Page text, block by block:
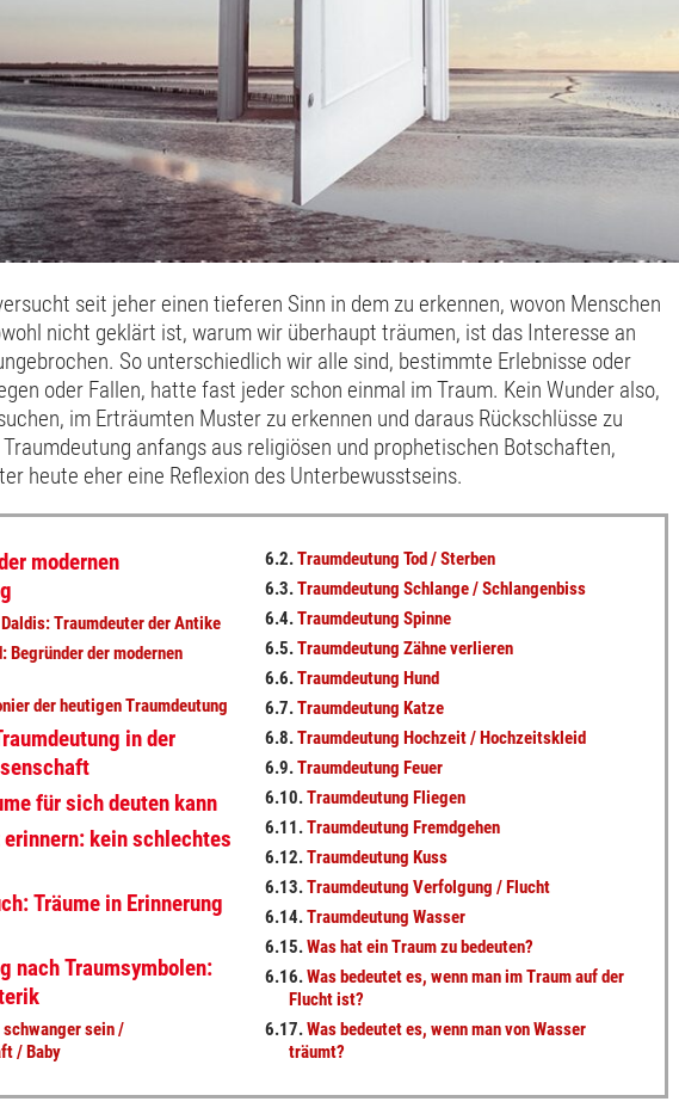
seit jeher einen tieferen Sinn in dem zu erkennen, wovon Menschen
nicht geklärt ist, warum wir überhaupt träumen, ist das Interesse an
So unterschiedlich wir alle sind, bestimmte Erlebnisse oder
oder Fallen, hatte fast jeder schon einmal im Traum. Kein Wunder also,
im Erträumten Muster zu erkennen und daraus Rückschlüsse zu
anfangs aus religiösen und prophetischen Botschaften,
heute eher eine Reflexion des Unterbewusstseins.
modernen
Traumdeuter der Antike
Begründer der modernen
der heutigen Traumdeutung
in der
für sich deuten kann
kein schlechtes
Träume in Erinnerung
nach Traumsymbolen:
sein /
/ Baby
6.2.Traumdeutung Tod / Sterben
6.3.Traumdeutung Schlange / Schlangenbiss
6.4.Traumdeutung Spinne
6.5.Traumdeutung Zähne verlieren
6.6.Traumdeutung Hund
6.7.Traumdeutung Katze
6.8.Traumdeutung Hochzeit / Hochzeitskleid
6.9.Traumdeutung Feuer
6.10.Traumdeutung Fliegen
6.11.Traumdeutung Fremdgehen
6.12.Traumdeutung Kuss
6.13.Traumdeutung Verfolgung / Flucht
6.14.Traumdeutung Wasser
6.15.Was hat ein Traum zu bedeuten?
6.16.Was bedeutet es, wenn man im Traum auf der
Flucht ist?
6.17.Was bedeutet es, wenn man von Wasser
träumt?